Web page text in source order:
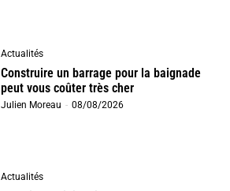
Actualités
Construire un barrage pour la baignade
peut vous coûter très cher
Julien Moreau - 08/08/2026
Actualités